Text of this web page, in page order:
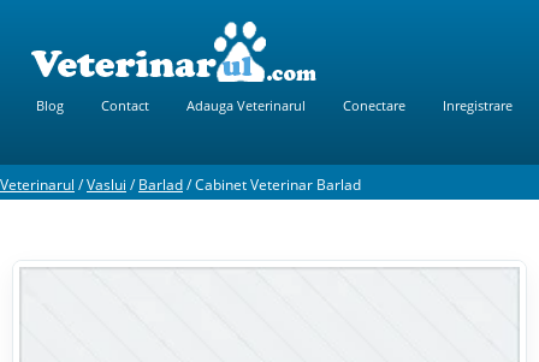
Blog Contact Adauga Veterinarul Conectare Inregistrare
Veterinarul /Vaslui /Barlad/Cabinet Veterinar Barlad